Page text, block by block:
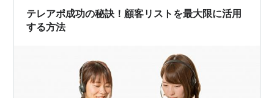
テレアポ成功の秘訣！顧客リストを最大限に活用
する方法